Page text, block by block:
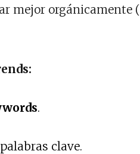
mejor orgánicamente (
.
clave.